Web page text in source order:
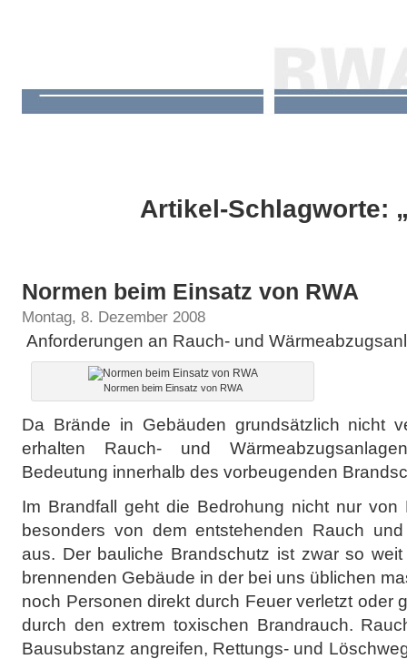
Artikel-Schlagworte:
Normen beim Einsatz von RWA
Montag, 8. Dezember 2008
Anforderungen an Rauch- und
Normen beim Einsatz von RWA
Da Brände in Gebäuden grundsätzlich nicht
erhalten Rauch- und
Bedeutung innerhalb des vorbeugenden
Im Brandfall geht die Bedrohung nicht nur
besonders von dem entstehenden Rauch
aus. Der bauliche Brandschutz ist zwar so
brennenden Gebäude in der bei uns üblichen
noch Personen direkt durch Feuer verletzt oder
durch den extrem toxischen Brandrauch.
Bausubstanz angreifen, Rettungs- und